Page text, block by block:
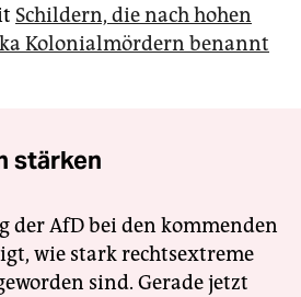
Schildern, die nach hohen
Kolonialmördern benannt
stärken
der AfD bei den kommenden
wie stark rechtsextreme
sind. Gerade jetzt